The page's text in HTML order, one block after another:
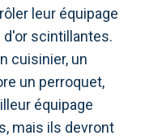
leur équipage
scintillantes.
cuisinier, un
un perroquet,
équipage
mais ils devront